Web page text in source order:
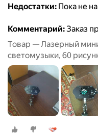
Недостатки: Пока не
Комментарий:Заказ
Товар — Лазерный
светомузыки, 60